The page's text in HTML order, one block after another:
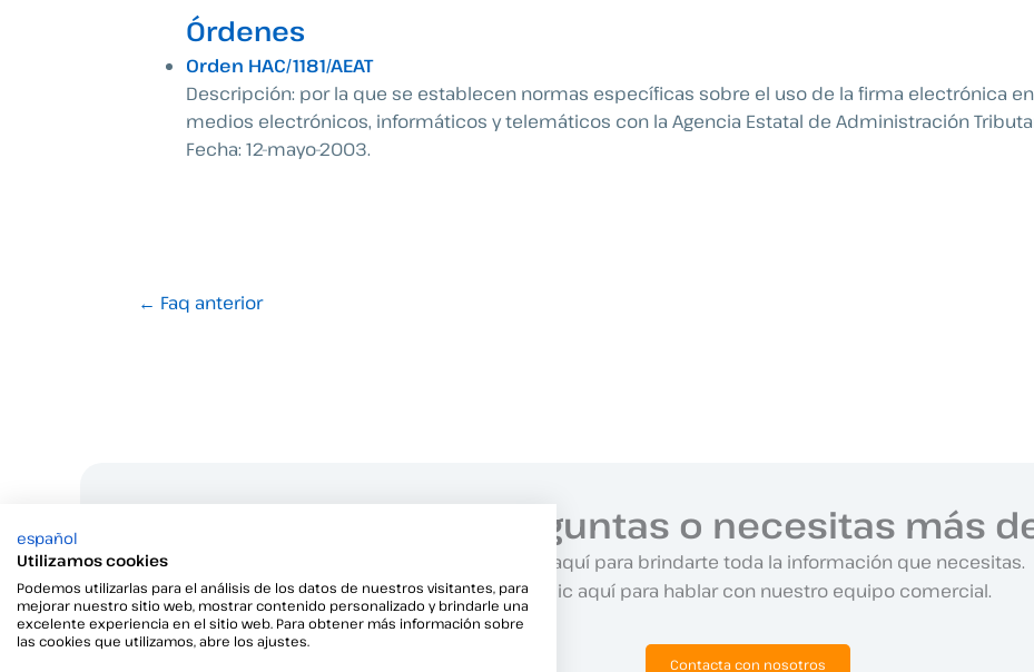
Órdenes
Orden HAC/1181/AEAT
Descripción: por la que se establecen normas específicas sobre el uso de la firma electrónica
medios electrónicos, informáticos y telemáticos con la Agencia Estatal de Administración
Fecha: 12-mayo-2003.
← Faq anterior
¿Tienes preguntas o necesitas más
Estamos aquí para brindarte toda la información que necesitas.
Haz clic aquí para hablar con nuestro equipo comercial.
Contacta con nosotros
español
Utilizamos cookies
Podemos utilizarlas para el análisis de los datos de nuestros visitantes, para
mejorar nuestro sitio web, mostrar contenido personalizado y brindarle una
excelente experiencia en el sitio web. Para obtener más información sobre
las cookies que utilizamos, abre los ajustes.